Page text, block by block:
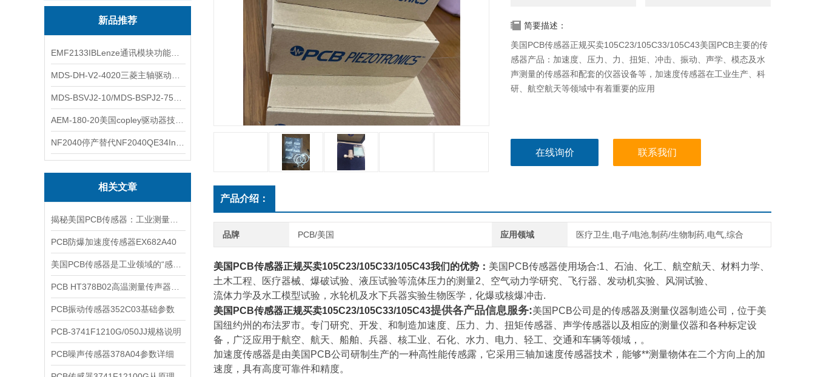
新品推荐
相关文章
PCB防爆加速度传感器EX682A40
PCB振动传感器352C03基础参数
PCB-3741F1210G/050JJ规格说明
PCB噪声传感器378A04参数详细
简要描述：
美国PCB传感器正规买卖105C23/105C33/105C43美国PCB主要的传
感器产品：加速度、压力、力、扭矩、冲击、振动、声学、模态及水
声测量的传感器和配套的仪器设备等，加速度传感器在工业生产、科
研、航空航天等领域中有着重要的应用
在线询价 联系我们
产品介绍：
品牌 PCB/美国 应用领域 医疗卫生,电子/电池,制药/生物制药,电气,综合
美国PCB传感器正规买卖105C23/105C33/105C43我们的优势： 美国PCB传感器使用场合:1、石油、化工、航空航天、材料力学、
土木工程、医疗器械、爆破试验、液压试验等流体压力的测量2、空气动力学研究、飞行器、发动机实验、风洞试验、
流体力学及水工模型试验，水轮机及水下兵器实验生物医学，化爆或核爆冲击.
美国PCB传感器正规买卖105C23/105C33/105C43提供各产品信息服务:美国PCB公司是的传感器及测量仪器制造公司，位于美
国纽约州的布法罗市。专门研究、开发、和制造加速度、压力、力、扭矩传感器、声学传感器以及相应的测量仪器和各种标定设
备，广泛应用于航空、航天、船舶、兵器、核工业、石化、水力、电力、轻工、交通和车辆等领域，。
加速度传感器是由美国PCB公司研制生产的一种高性能传感露，它采用三轴加速度传感器技术，能够**测量物体在二个方向上的加
速度，具有高度可靠件和精度。